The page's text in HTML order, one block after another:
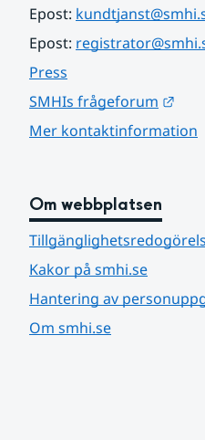
Epost:
Epost:
Press
SMHIs frågeforum
Mer kontaktinformation
Om webbplatsen
Kakor på smhi.se
Hantering av
Om smhi.se